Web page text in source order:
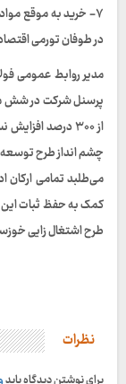
۷- خرید به موقع
در طوفان تورمی
مدیر روابط عمومی
چشم انداز طرح توسعه
می‌طلبد تمامی ارکان
کمک به حفظ ثبات این
طرح اشتغال زایی
نظرات